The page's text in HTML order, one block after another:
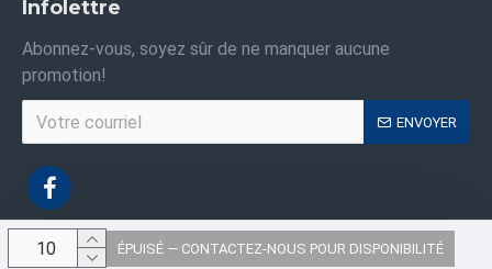
ÉPUISÉ — CONTACTEZ-NOUS POUR DISPONIBILITÉ
Infolettre
Abonnez-vous, soyez sûr de ne manquer aucune
promotion!
ENVOYER